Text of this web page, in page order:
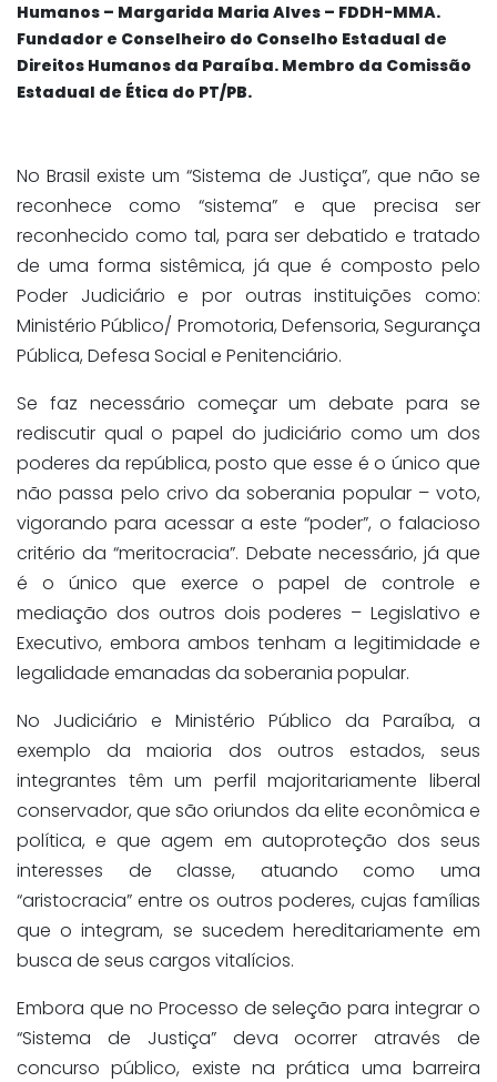
Humanos – Margarida Maria Alves – FDDH-MMA.
Fundador e Conselheiro do Conselho Estadual de
Direitos Humanos da Paraíba. Membro da Comissão
Estadual de Ética do PT/PB.
No Brasil existe um “Sistema de Justiça”, que não se
reconhece como “sistema” e que precisa ser
reconhecido como tal, para ser debatido e tratado
de uma forma sistêmica, já que é composto pelo
Poder Judiciário e por outras instituições como:
Ministério Público/ Promotoria, Defensoria, Segurança
Pública, Defesa Social e Penitenciário.
Se faz necessário começar um debate para se
rediscutir qual o papel do judiciário como um dos
poderes da república, posto que esse é o único que
não passa pelo crivo da soberania popular – voto,
vigorando para acessar a este “poder”, o falacioso
critério da “meritocracia”. Debate necessário, já que
é o único que exerce o papel de controle e
mediação dos outros dois poderes – Legislativo e
Executivo, embora ambos tenham a legitimidade e
legalidade emanadas da soberania popular.
No Judiciário e Ministério Público da Paraíba, a
exemplo da maioria dos outros estados, seus
integrantes têm um perfil majoritariamente liberal
conservador, que são oriundos da elite econômica e
política, e que agem em autoproteção dos seus
interesses de classe, atuando como uma
“aristocracia” entre os outros poderes, cujas famílias
que o integram, se sucedem hereditariamente em
busca de seus cargos vitalícios.
Embora que no Processo de seleção para integrar o
“Sistema de Justiça” deva ocorrer através de
concurso público, existe na prática uma barreira